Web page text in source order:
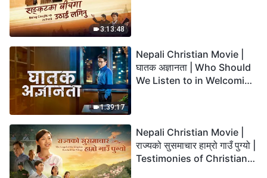
3:13:48
1:39:17
Nepali Christian Movie |
घातक अज्ञानता | Who Should
We Listen to in Welcoming
Nepali Christian Movie |
राज्यको सुसमाचार हाम्रो गाउँ पुग्यो |
Testimonies of Christians